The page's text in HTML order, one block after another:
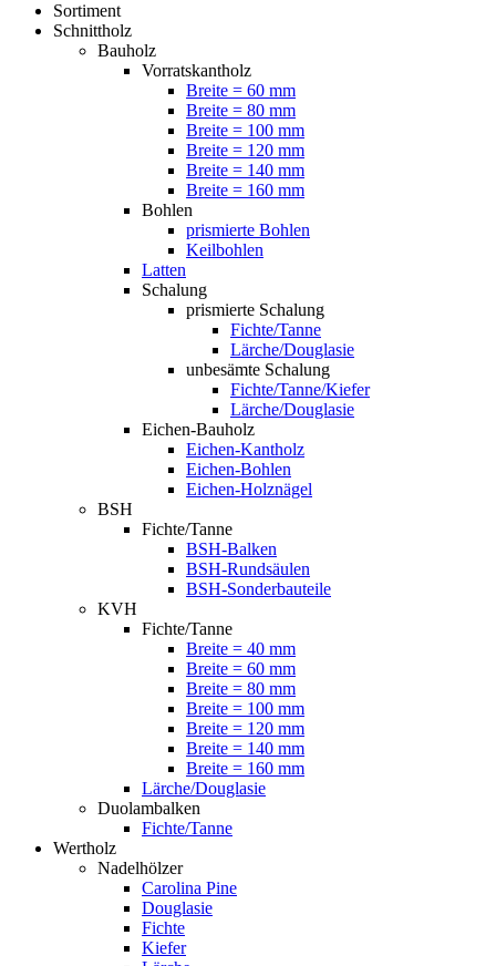
Sortiment
Schnittholz
Bauholz
Vorratskantholz
Breite = 60 mm
Breite = 80 mm
Breite = 100 mm
Breite = 120 mm
Breite = 140 mm
Breite = 160 mm
Bohlen
prismierte Bohlen
Keilbohlen
Latten
Schalung
prismierte Schalung
Fichte/Tanne
Lärche/Douglasie
unbesämte Schalung
Fichte/Tanne/Kiefer
Lärche/Douglasie
Eichen-Bauholz
Eichen-Kantholz
Eichen-Bohlen
Eichen-Holznägel
BSH
Fichte/Tanne
BSH-Balken
BSH-Rundsäulen
BSH-Sonderbauteile
KVH
Fichte/Tanne
Breite = 40 mm
Breite = 60 mm
Breite = 80 mm
Breite = 100 mm
Breite = 120 mm
Breite = 140 mm
Breite = 160 mm
Lärche/Douglasie
Duolambalken
Fichte/Tanne
Wertholz
Nadelhölzer
Carolina Pine
Douglasie
Fichte
Kiefer